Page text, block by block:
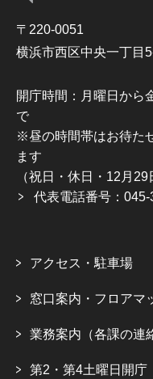
〒220-0051
横浜市西区中央一丁目
開庁時間：月曜日から
で
※昼の時間帯はお待た
ます
（祝日・休日・12月
代表電話番号：
アクセス・駐車場
窓口案内・フロアマ
業務案内（各課の連
第2・第4土曜日開庁